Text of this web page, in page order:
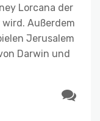
Lorcana der
Außerdem
Jerusalem
Darwin und